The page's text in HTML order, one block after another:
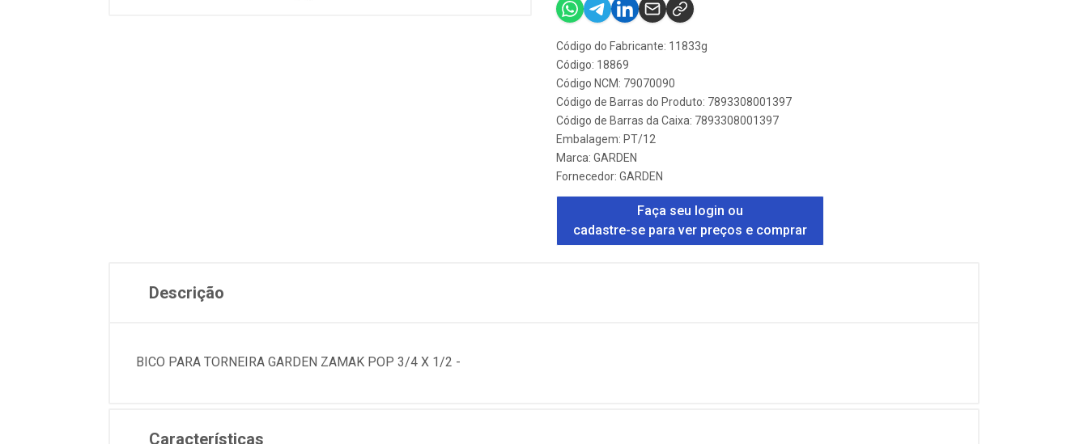
Código do Fabricante: 11833g
Código: 18869
Código NCM: 79070090
Código de Barras do Produto: 7893308001397
Código de Barras da Caixa: 7893308001397
Embalagem: PT/12
Marca: GARDEN
Fornecedor: GARDEN
Faça seu login ou
cadastre-se para ver preços e comprar
Descrição
BICO PARA TORNEIRA GARDEN ZAMAK POP 3/4 X 1/2 -
Características